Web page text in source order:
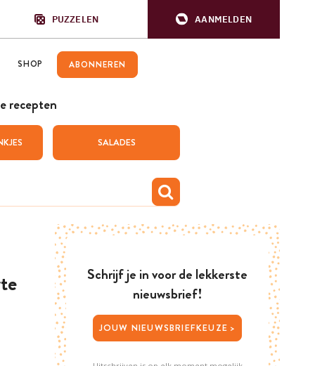
PUZZELEN AANMELDEN
SHOP ABONNEREN
recepten
SALADES
Schrijf je in voor de lekkerste
nieuwsbrief!
JOUW NIEUWSBRIEFKEUZE >